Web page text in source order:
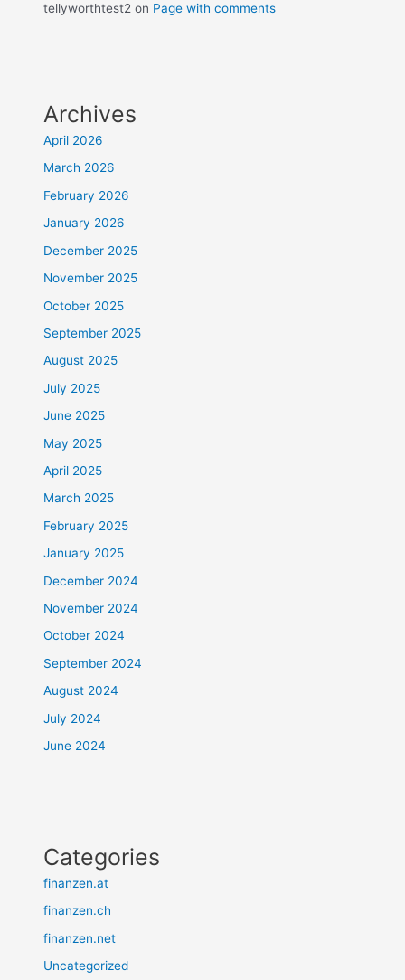
tellyworthtest2 on Page with comments
Archives
April 2026
March 2026
February 2026
January 2026
December 2025
November 2025
October 2025
September 2025
August 2025
July 2025
June 2025
May 2025
April 2025
March 2025
February 2025
January 2025
December 2024
November 2024
October 2024
September 2024
August 2024
July 2024
June 2024
Categories
finanzen.at
finanzen.ch
finanzen.net
Uncategorized